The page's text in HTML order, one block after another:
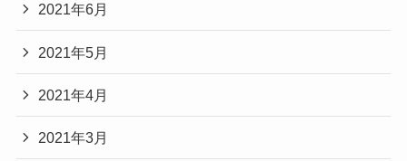
2021年6月
2021年5月
2021年4月
2021年3月